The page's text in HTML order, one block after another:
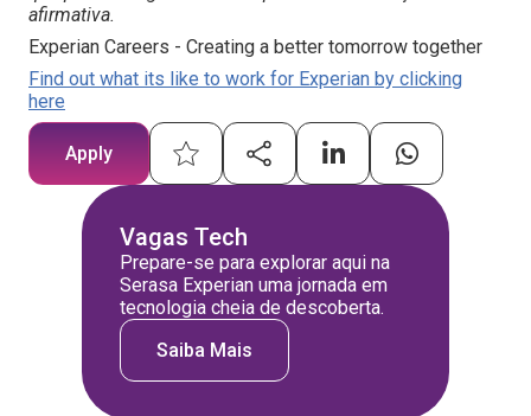
afirmativa.
Experian Careers - Creating a better tomorrow together
Find out what its like to work for Experian by clicking
here
Apply
Vagas Tech
Prepare-se para explorar aqui na
Serasa Experian uma jornada em
tecnologia cheia de descoberta.
Saiba Mais